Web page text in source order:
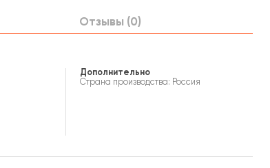
Отзывы (0)
Дополнительно
Страна производства: Россия